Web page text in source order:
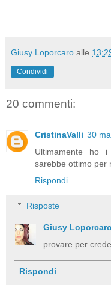
Giusy Loporcaro alle
Condividi
20 commenti:
CristinaValli 30
Ultimamente ho
sarebbe ottimo per
Rispondi
Risposte
Giusy Loporcaro
provare per
Rispondi